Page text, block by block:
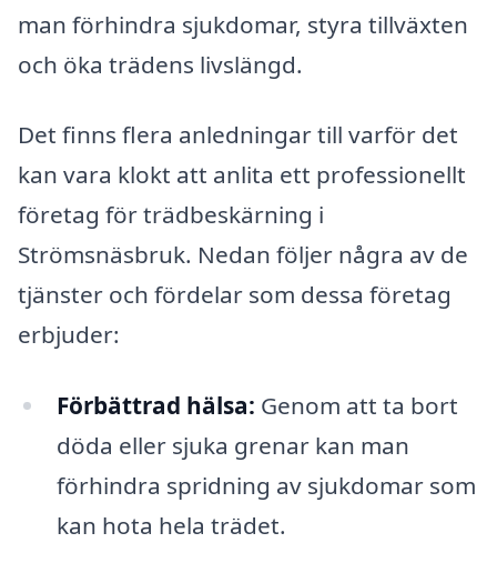
man förhindra sjukdomar, styra tillväxten
och öka trädens livslängd.
Det finns flera anledningar till varför det
kan vara klokt att anlita ett professionellt
företag för trädbeskärning i
Strömsnäsbruk. Nedan följer några av de
tjänster och fördelar som dessa företag
erbjuder:
Förbättrad hälsa: Genom att ta bort
döda eller sjuka grenar kan man
förhindra spridning av sjukdomar som
kan hota hela trädet.